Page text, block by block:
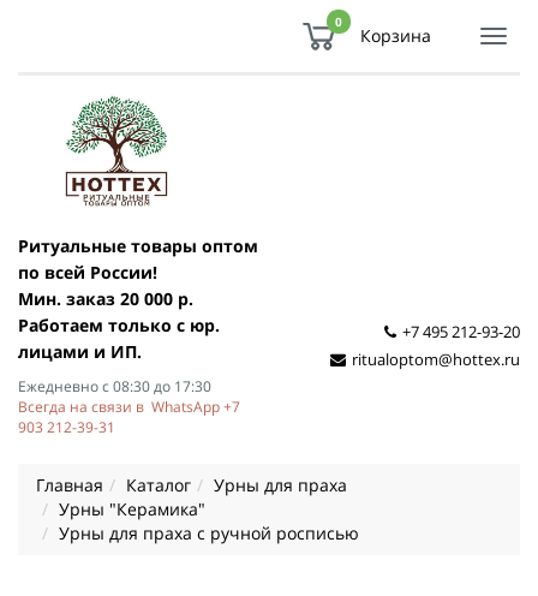
0
Корзина
Ритуальные товары оптом
по всей России!
Мин. заказ 20 000 р.
Работаем только с юр.
лицами и ИП.
Ежедневно с 08:30 до 17:30
Всегда на связи в WhatsApp +7
903 212-39-31
+7 495 212-93-20
ritualoptom@hottex.ru
Главная Каталог
Урны для праха
Урны "Керамика"
Урны для праха с ручной росписью